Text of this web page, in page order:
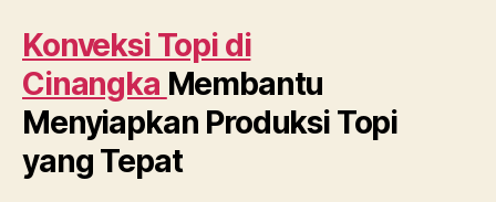
Konveksi Topi di
Cinangka Membantu
Menyiapkan Produksi Topi
yang Tepat